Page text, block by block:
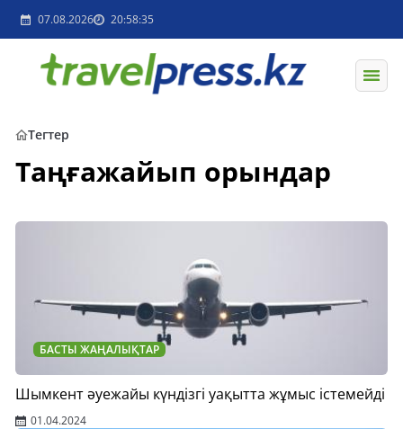
07.08.2026 20:58:35
Тегтер
Таңғажайып орындар
БАСТЫ ЖАҢАЛЫҚТАР
Шымкент әуежайы күндізгі уақытта жұмыс істемейді
01.04.2024